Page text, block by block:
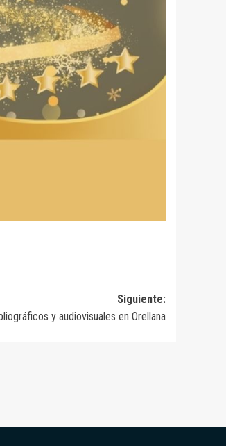
Siguiente:
y audiovisuales en Orellana